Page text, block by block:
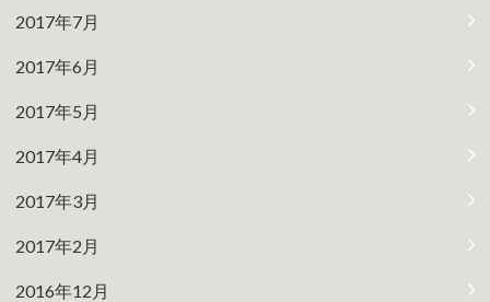
2017年7月
2017年6月
2017年5月
2017年4月
2017年3月
2017年2月
2016年12月